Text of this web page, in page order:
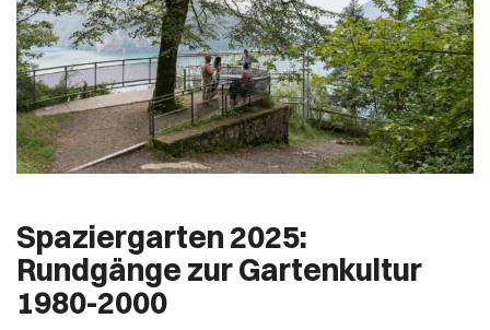
Spaziergarten 2025:
Rundgänge zur Gartenkultur
1980-2000